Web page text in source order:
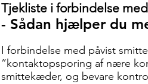
Tjekliste i forbindelse
- Sådan hjælper du
I forbindelse med påvist
”kontaktopsporing af nære
smittekæder, og bevare